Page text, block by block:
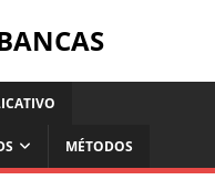
MÉTODOS